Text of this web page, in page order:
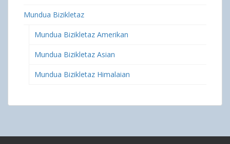
Mundua Bizikletaz
Mundua Bizikletaz Amerikan
Mundua Bizikletaz Asian
Mundua Bizikletaz Himalaian